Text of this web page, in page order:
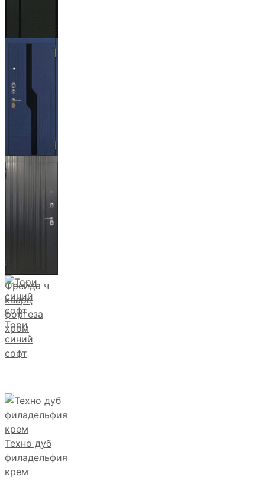
Бистури
Фрейда ч
кварц
фортеза
хром
Тори
синий
софт
Техно дуб
филадельфия
крем